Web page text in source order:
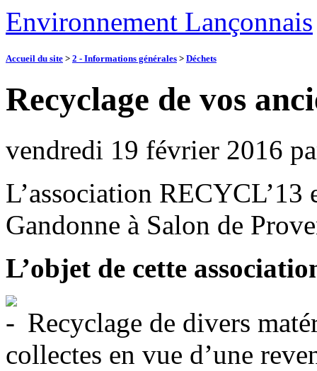
Environnement Lançonnais
Accueil du site > 2 - Informations générales > Déchets
Recyclage de vos
vendredi 19 février 2016
L’association RECYCL’13
Gandonne à Salon de
L’objet de cette
Recyclage de divers
collectes en vue d’une